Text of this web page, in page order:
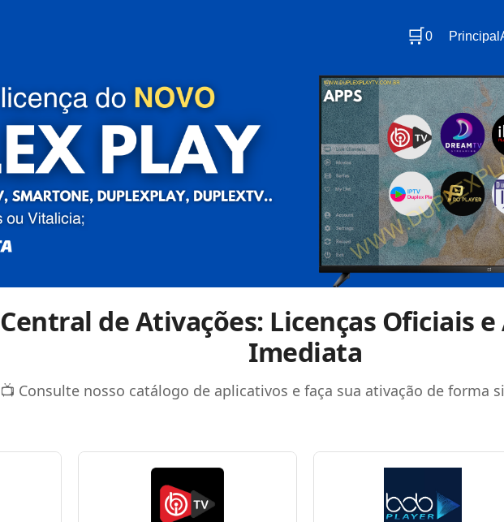
🛒 0 Principal
Central de Ativações: Licenças Oficiais
Imediata
📺 Consulte nosso catálogo de aplicativos e faça sua ativação de forma